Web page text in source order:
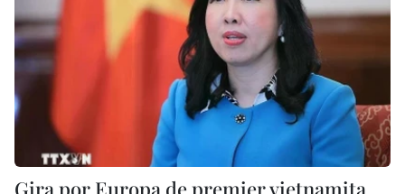
Gira por Europa de premier vietnamita